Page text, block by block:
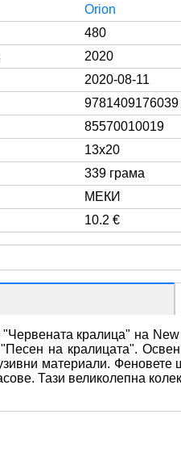
Orion
480
2020
2020-08-11
9781409176039
85570010019
13x20
339 грама
МЕКИ
10.2 €
кралица" на
на кралицата".
материали.
Тази великолепна